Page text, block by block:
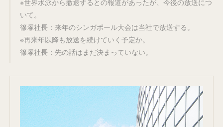
いて。
篠塚社長：来年のシンガポール大会は当社で放送する。
※再来年以降も放送を続けていく予定か。
篠塚社長：先の話はまだ決まっていない。